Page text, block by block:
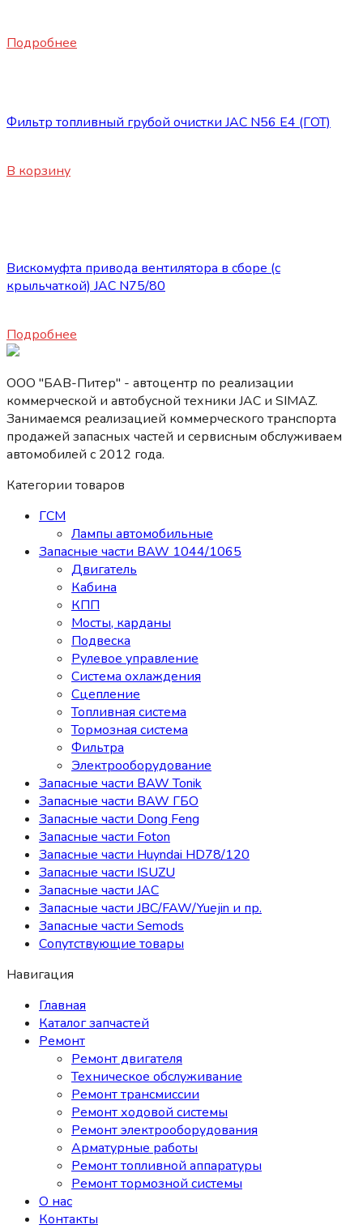
Подробнее
Фильтр топливный грубой очистки JAC N56 Е4 (ГОТ)
В корзину
Вискомуфта привода вентилятора в сборе (с
крыльчаткой) JAC N75/80
Подробнее
ООО "БАВ-Питер" - автоцентр по реализации
коммерческой и автобусной техники JAC и SIMAZ.
Занимаемся реализацией коммерческого транспорта
продажей запасных частей и сервисным обслуживаем
автомобилей c 2012 года.
Категории товаров
ГСМ
Лампы автомобильные
Запасные части BAW 1044/1065
Двигатель
Кабина
КПП
Мосты, карданы
Подвеска
Рулевое управление
Система охлаждения
Сцепление
Топливная система
Тормозная система
Фильтра
Электрооборудование
Запасные части BAW Tonik
Запасные части BAW ГБО
Запасные части Dong Feng
Запасные части Foton
Запасные части Huyndai HD78/120
Запасные части ISUZU
Запасные части JAC
Запасные части JBC/FAW/Yuejin и пр.
Запасные части Semods
Сопутствующие товары
Навигация
Главная
Каталог запчастей
Ремонт
Ремонт двигателя
Техническое обслуживание
Ремонт трансмиссии
Ремонт ходовой системы
Ремонт электрооборудования
Арматурные работы
Ремонт топливной аппаратуры
Ремонт тормозной системы
О нас
Контакты